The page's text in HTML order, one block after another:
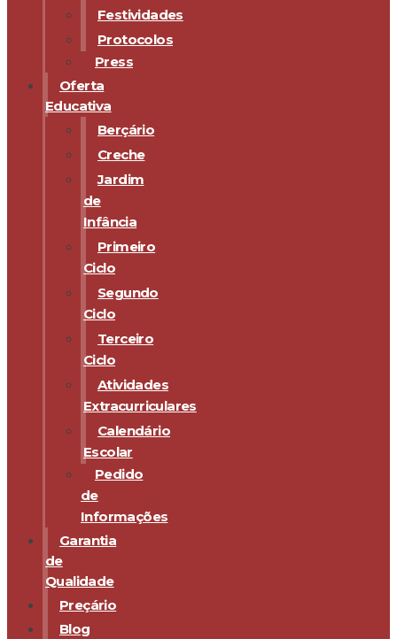
Festividades
Protocolos
Press
Oferta
Educativa
Berçário
Creche
Jardim
de
Infância
Primeiro
Ciclo
Segundo
Ciclo
Terceiro
Ciclo
Atividades
Extracurriculares
Calendário
Escolar
Pedido
de
Informações
Garantia
de
Qualidade
Preçário
Blog